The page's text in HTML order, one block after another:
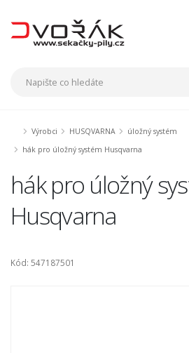
Výrobci HUSQVARNA
úložný systém
hák pro úložný systém Husqvarna
hák pro úložný
Husqvarna
Kód: 547187501